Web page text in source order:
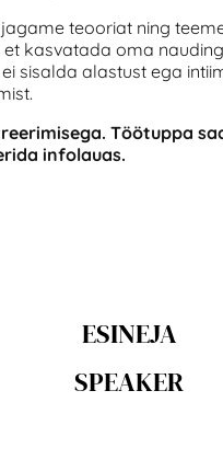
teooriat ning
et kasvatada oma
sisalda alastust ega
Töötuppa
infolauas.
ESINEJA
SPEAKER